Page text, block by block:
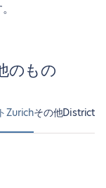
のもの
Zurichその他District 9